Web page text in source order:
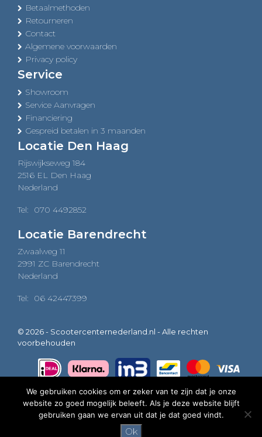
Betaalmethoden
Retourneren
Contact
Algemene voorwaarden
Privacy policy
Service
Showroom
Service Aanvragen
Financiering
Gespreid betalen in 3 maanden
Locatie Den Haag
Rijswijkseweg 184
2516 EL Den Haag
Nederland
Tel: 070 4492852
Locatie Barendrecht
Zwaalweg 11
2991 ZC Barendrecht
Nederland
Tel: 06 42447399
© 2026 - Scootercenternederland.nl - Alle rechten
voorbehouden
We gebruiken cookies om er zeker van te zijn dat je onze
website zo goed mogelijk beleeft. Als je deze website blijft
gebruiken gaan we ervan uit dat je dat goed vindt.
Ok